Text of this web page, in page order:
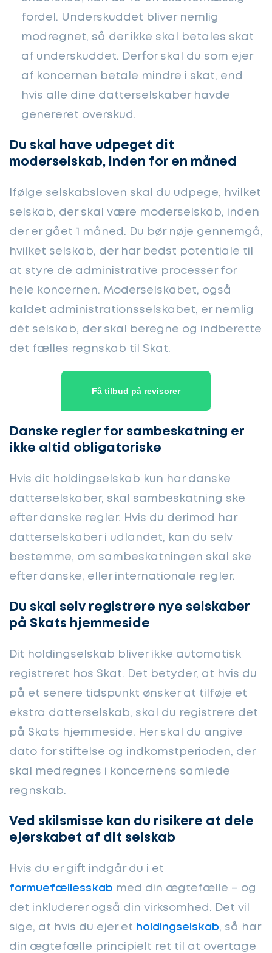
fordel. Underskuddet bliver nemlig
modregnet, så der ikke skal betales skat
af underskuddet. Derfor skal du som ejer
af koncernen betale mindre i skat, end
hvis alle dine datterselskaber havde
genereret overskud.
Du skal have udpeget dit
moderselskab, inden for en måned
Ifølge selskabsloven skal du udpege, hvilket
selskab, der skal være moderselskab, inden
der er gået 1 måned. Du bør nøje gennemgå,
hvilket selskab, der har bedst potentiale til
at styre de administrative processer for
hele koncernen. Moderselskabet, også
kaldet administrationsselskabet, er nemlig
dét selskab, der skal beregne og indberette
det fælles regnskab til Skat.
Få tilbud på revisorer
Danske regler for sambeskatning er
ikke altid obligatoriske
Hvis dit holdingselskab kun har danske
datterselskaber, skal sambeskatning ske
efter danske regler. Hvis du derimod har
datterselskaber i udlandet, kan du selv
bestemme, om sambeskatningen skal ske
efter danske, eller internationale regler.
Du skal selv registrere nye selskaber
på Skats hjemmeside
Dit holdingselskab bliver ikke automatisk
registreret hos Skat. Det betyder, at hvis du
på et senere tidspunkt ønsker at tilføje et
ekstra datterselskab, skal du registrere det
på Skats hjemmeside. Her skal du angive
dato for stiftelse og indkomstperioden, der
skal medregnes i koncernens samlede
regnskab.
Ved skilsmisse kan du risikere at dele
ejerskabet af dit selskab
Hvis du er gift indgår du i et
formuefællesskab med din ægtefælle – og
det inkluderer også din virksomhed. Det vil
sige, at hvis du ejer et holdingselskab, så har
din ægtefælle principielt ret til at overtage